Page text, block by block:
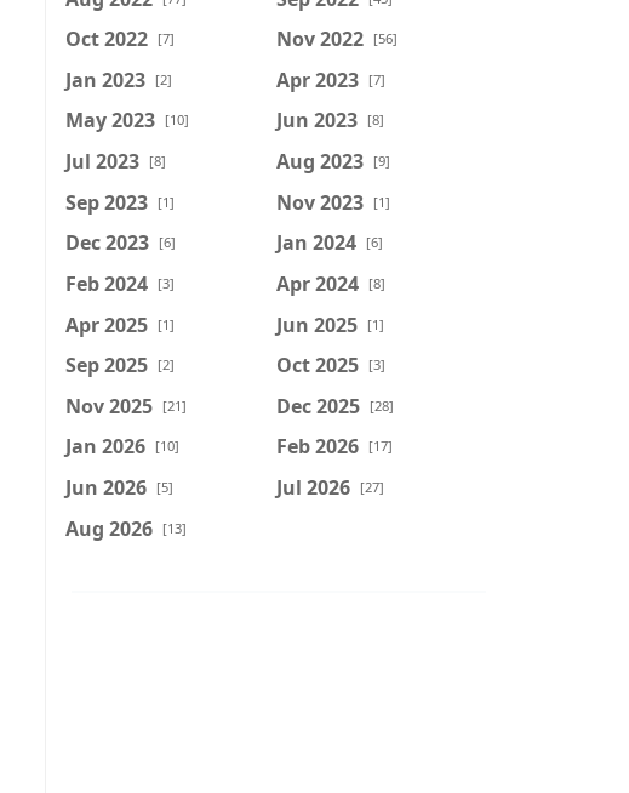
Oct 2022 [7] Nov 2022 [56]
Jan 2023 [2] Apr 2023 [7]
May 2023 [10] Jun 2023 [8]
Jul 2023 [8] Aug 2023 [9]
Sep 2023 [1] Nov 2023 [1]
Dec 2023 [6] Jan 2024 [6]
Feb 2024 [3] Apr 2024 [8]
Apr 2025 [1] Jun 2025 [1]
Sep 2025 [2] Oct 2025 [3]
Nov 2025 [21] Dec 2025 [28]
Jan 2026 [10] Feb 2026 [17]
Jun 2026 [5] Jul 2026 [27]
Aug 2026 [13]